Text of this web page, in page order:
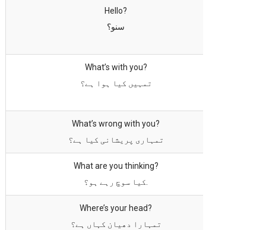
Hello?
سنو؟
What’s with you?
تمہیں کیا ہوا ہے؟
What’s wrong with you?
تمہاری پریشانی کیا ہے؟
What are you thinking?
کیا سوچ رہے ہو؟.
Where’s your head?
تمہارا دھیان کہاں ہے؟